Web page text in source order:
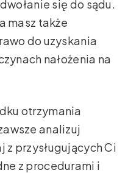
się do sądu.
masz także
do uzyskania
nałożenia na
otrzymania
analizuj
przysługujących Ci
z procedurami i